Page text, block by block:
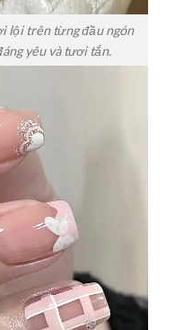
lội trên từng đầu ngón
yêu và tươi tắn.